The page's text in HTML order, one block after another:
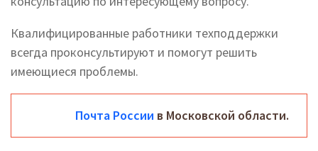
Квалифицированные работники техподдержки
всегда проконсультируют и помогут решить
имеющиеся проблемы.
Почта России в Московской области.